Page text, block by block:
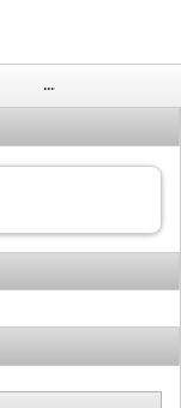
...